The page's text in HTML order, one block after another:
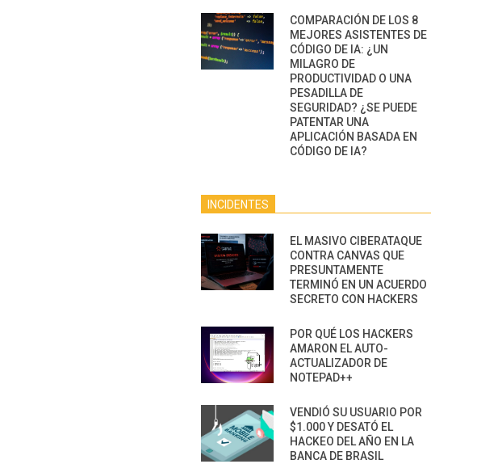
COMPARACIÓN DE LOS 8
MEJORES ASISTENTES DE
CÓDIGO DE IA: ¿UN
MILAGRO DE
PRODUCTIVIDAD O UNA
PESADILLA DE
SEGURIDAD? ¿SE PUEDE
PATENTAR UNA
APLICACIÓN BASADA EN
CÓDIGO DE IA?
INCIDENTES
EL MASIVO CIBERATAQUE
CONTRA CANVAS QUE
PRESUNTAMENTE
TERMINÓ EN UN ACUERDO
SECRETO CON HACKERS
POR QUÉ LOS HACKERS
AMARON EL AUTO-
ACTUALIZADOR DE
NOTEPAD++
VENDIÓ SU USUARIO POR
$1.000 Y DESATÓ EL
HACKEO DEL AÑO EN LA
BANCA DE BRASIL